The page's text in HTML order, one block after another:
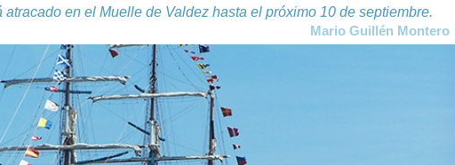
atracado en el Muelle de Valdez hasta el próximo 10 de septiembre.
Mario Guillén Montero